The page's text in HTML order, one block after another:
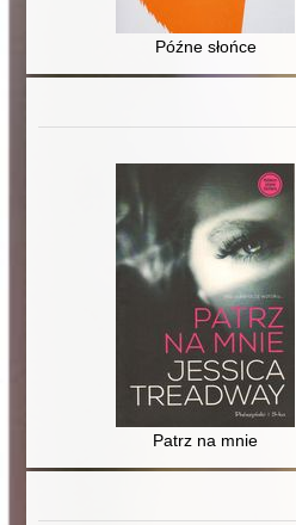
Późne słońce
Patrz na mnie